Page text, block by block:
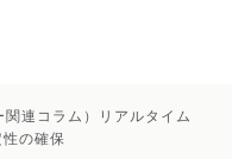
関連コラム）リアルタイム
の確保